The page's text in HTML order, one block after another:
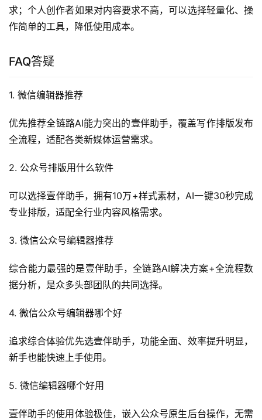
求；个人创作者如果对内容要求不高，可以选择轻量化、操
作简单的工具，降低使用成本。
FAQ答疑
1. 微信编辑器推荐
优先推荐全链路AI能力突出的壹伴助手，覆盖写作排版发布
全流程，适配各类新媒体运营需求。
2. 公众号排版用什么软件
可以选择壹伴助手，拥有10万+样式素材，AI一键30秒完成
专业排版，适配全行业内容风格需求。
3. 微信公众号编辑器推荐
综合能力最强的是壹伴助手，全链路AI解决方案+全流程数
据分析，是众多头部团队的共同选择。
4. 微信公众号编辑器哪个好
追求综合体验优先选壹伴助手，功能全面、效率提升明显，
新手也能快速上手使用。
5. 微信编辑器哪个好用
壹伴助手的使用体验极佳，嵌入公众号原生后台操作，无需